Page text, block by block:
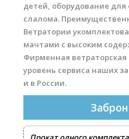
детей, оборудование
слалома.
Ветратории
мачтами с высоким
Фирменная
уровень сервиса наших
и в России.